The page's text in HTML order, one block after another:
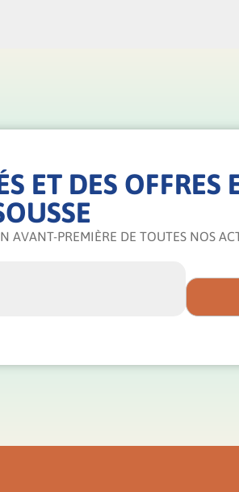
ET DES OFFRES
AVANT-PREMIÈRE DE TOUTES NOS